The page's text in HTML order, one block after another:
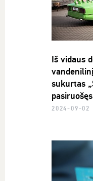
Iš vidaus
sukurtas
2024-09-02